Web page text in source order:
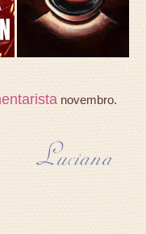
novembro.